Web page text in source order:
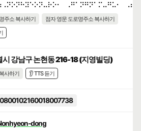
주소 복사하기
점자 영문 도로명주소 복사하기
강남구 논현동 216-18 (지영빌딩)
사하기 👂 TTS 듣기
dong